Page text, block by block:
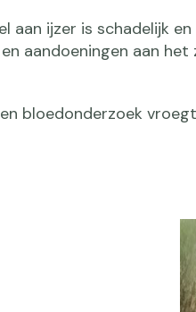
aan ijzer is schadelijk
aandoeningen aan
bloedonderzoek